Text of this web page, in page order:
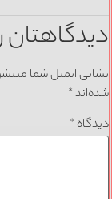
دیدگاهتان
نشانی ایمیل شما
شده‌اند*
دیدگاه *